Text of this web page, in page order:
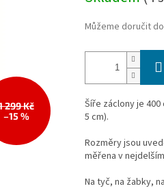
299 Kč
–15 %
Můžeme doručit
Šíře záclony je 400
5 cm).
Rozměry jsou
měřena v
Na tyč, na žabky,